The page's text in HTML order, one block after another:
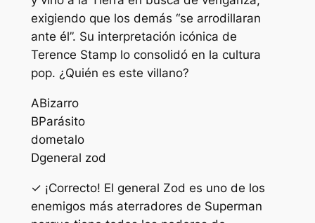
exigiendo que los demás “se arrodillaran
ante él”. Su interpretación icónica de
Terence Stamp lo consolidó en la cultura
pop. ¿Quién es este villano?
ABizarro
BParásito
dometalo
Dgeneral zod
✓ ¡Correcto! El general Zod es uno de los
enemigos más aterradores de Superman